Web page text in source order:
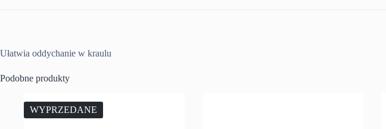
Ułatwia oddychanie w kraulu
Podobne produkty
WYPRZEDANE